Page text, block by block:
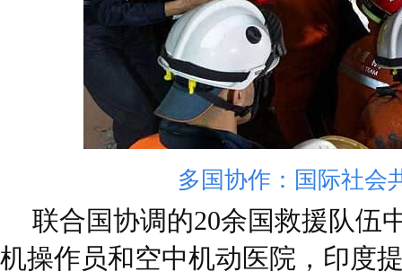
多国协作：国际社会
联合国协调的20余国救援队伍
机操作员和空中机动医院，印度